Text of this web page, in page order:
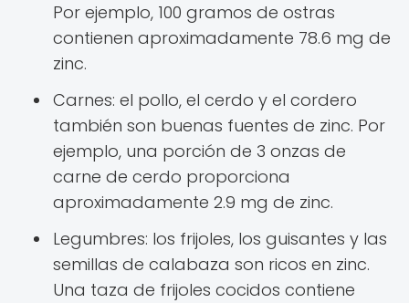
Por ejemplo, 100 gramos de ostras
contienen aproximadamente 78.6 mg de
zinc.
Carnes: el pollo, el cerdo y el cordero
también son buenas fuentes de zinc. Por
ejemplo, una porción de 3 onzas de
carne de cerdo proporciona
aproximadamente 2.9 mg de zinc.
Legumbres: los frijoles, los guisantes y las
semillas de calabaza son ricos en zinc.
Una taza de frijoles cocidos contiene